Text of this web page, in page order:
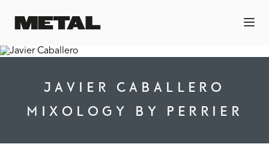
JAVIER CABALLERO
MIXOLOGY BY PERRIER